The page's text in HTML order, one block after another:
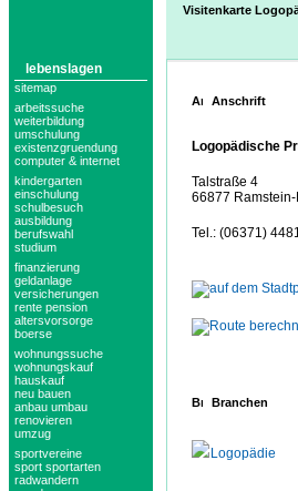
lebenslagen
sitemap
arbeitssuche
weiterbildung
umschulung
existenzgruendung
computer & internet
kindergarten
einschulung
schulbesuch
ausbildung
berufswahl
studium
finanzierung
geldanlage
versicherungen
rente pension
altersvorsorge
boerse
wohnungssuche
wohnungskauf
hauskauf
neu bauen
anbau umbau
renovieren
umzug
sportvereine
sport sportarten
radwandern
Visitenkarte
Anschrift
Logopädische
Talstraße 4
66877
Tel.: (06371)
Branchen
Logopädie